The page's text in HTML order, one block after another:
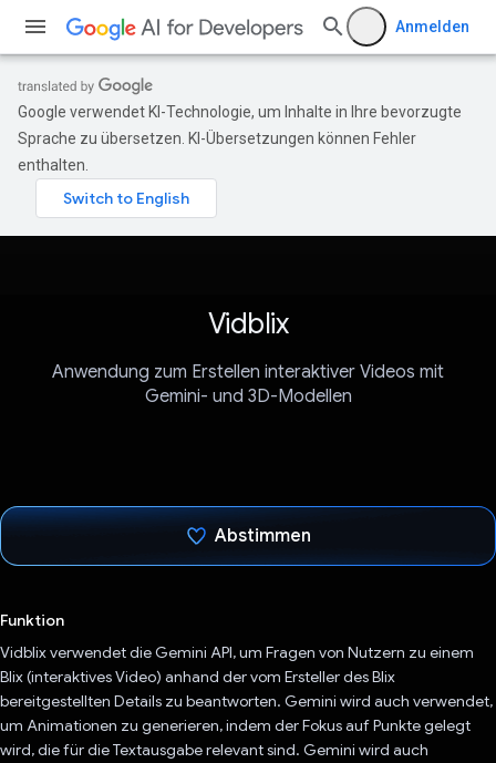
Anmelden
Google verwendet KI-Technologie, um Inhalte in Ihre bevorzugte
Sprache zu übersetzen. KI-Übersetzungen können Fehler
enthalten.
Vidblix
Anwendung zum Erstellen interaktiver Videos mit
Gemini- und 3D-Modellen
Abstimmen
Funktion
Vidblix verwendet die Gemini API, um Fragen von Nutzern zu einem
Blix (interaktives Video) anhand der vom Ersteller des Blix
bereitgestellten Details zu beantworten. Gemini wird auch verwendet,
um Animationen zu generieren, indem der Fokus auf Punkte gelegt
wird, die für die Textausgabe relevant sind. Gemini wird auch